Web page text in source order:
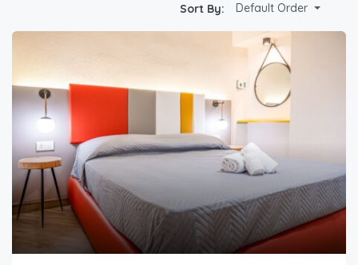
Sort By: Default Order